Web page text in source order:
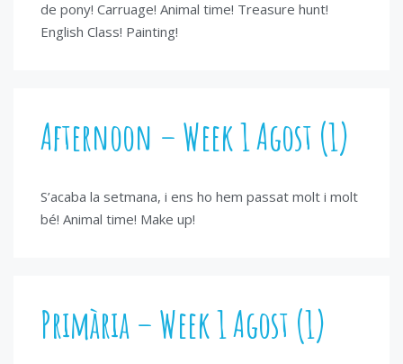
de pony! Carruage! Animal time! Treasure hunt!
English Class! Painting!
Afternoon – Week 1 Agost (1)
S’acaba la setmana, i ens ho hem passat molt i molt
bé! Animal time! Make up!
Primària – Week 1 Agost (1)